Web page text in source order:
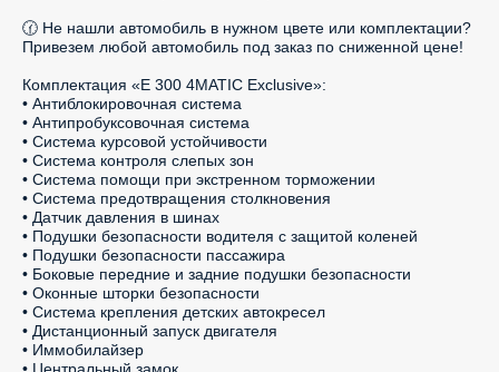
🕜 Не нашли автомобиль в нужном цвете или комплектации?
Привезем любой автомобиль под заказ по сниженной цене!
Комплектация «E 300 4MATIC Exclusive»:
• Антиблокировочная система
• Антипробуксовочная система
• Система курсовой устойчивости
• Система контроля слепых зон
• Система помощи при экстренном торможении
• Система предотвращения столкновения
• Датчик давления в шинах
• Подушки безопасности водителя с защитой коленей
• Подушки безопасности пассажира
• Боковые передние и задние подушки безопасности
• Оконные шторки безопасности
• Система крепления детских автокресел
• Дистанционный запуск двигателя
• Иммобилайзер